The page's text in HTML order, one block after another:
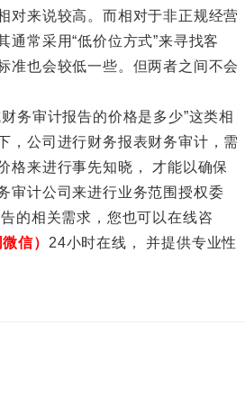
对来说较高。而相对于非正规经营
通常采用“低价位方式”来寻找客
准也会较低一些。但两者之间不会
审计报告的价格是多少”这类相
，公司进行财务报表财务审计，需
格来进行事先知晓， 才能以确保
审计公司来进行业务范围授权委
的相关需求，您也可以在线咨
信） 24小时在线， 并提供专业性